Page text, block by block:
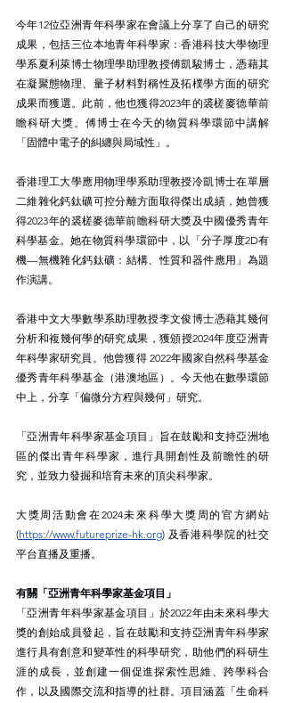
今年12位亞洲青年科學家在會議上分享了自己的研究
成果，包括三位本地青年科學家：香港科技大學物理
學系夏利萊博士物理學助理教授傅凱駿博士，憑藉其
在凝聚態物理、量子材料對稱性及拓樸學方面的研究
成果而獲選。此前，他也獲得2023年的裘槎麥德華前
瞻科研大獎。傅博士在今天的物質科學環節中講解
「固體中電子的糾纏與局域性」。
香港理工大學應用物理學系助理教授冷凱博士在單層
二維雜化鈣鈦礦可控分離方面取得傑出成績，她曾獲
得2023年的裘槎麥德華前瞻科研大獎及中國優秀青年
科學基金。她在物質科學環節中，以「分子厚度2D有
機—無機雜化鈣鈦礦：結構、性質和器件應用」為題
作演講。
香港中文大學數學系助理教授李文俊博士憑藉其幾何
分析和複幾何學的研究成果，獲頒授2024年度亞洲青
年科學家研究員。他曾獲得 2022年國家自然科學基金
優秀青年科學基金（港澳地區）。今天他在數學環節
中上，分享「偏微分方程與幾何」研究。
「亞洲青年科學家基金項目」旨在鼓勵和支持亞洲地
區的傑出青年科學家，進行具開創性及前瞻性的研
究，並致力發掘和培育未來的頂尖科學家。
大獎周活動會在2024未來科學大獎周的官方網站
(https://www.futureprize-hk.org) 及香港科學院的社交
平台直播及重播。
有關「亞洲青年科學家基金項目」
「亞洲青年科學家基金項目」於2022年由未來科學大
獎的創始成員發起，旨在鼓勵和支持亞洲青年科學家
進行具有創意和變革性的科學研究，助他們的科研生
涯的成長，並創建一個促進探索性思維、跨學科合
作，以及國際交流和指導的社群。項目涵蓋「生命科